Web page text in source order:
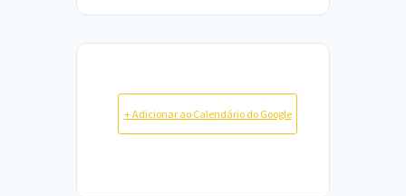
+ Adicionar ao Calendário do Google